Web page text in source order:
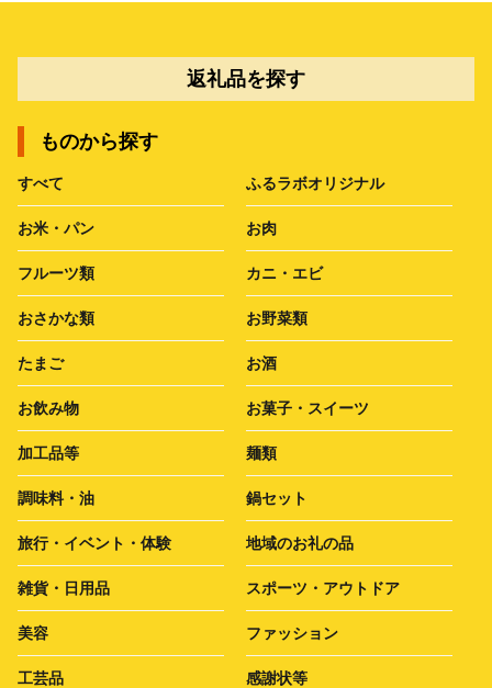
返礼品を探す
ものから探す
すべて ふるラボオリジナル
お米・パン お肉
フルーツ類 カニ・エビ
おさかな類 お野菜類
たまご お酒
お飲み物 お菓子・スイーツ
加工品等 麺類
調味料・油 鍋セット
旅行・イベント・体験 地域のお礼の品
雑貨・日用品 スポーツ・アウトドア
美容 ファッション
工芸品 感謝状等